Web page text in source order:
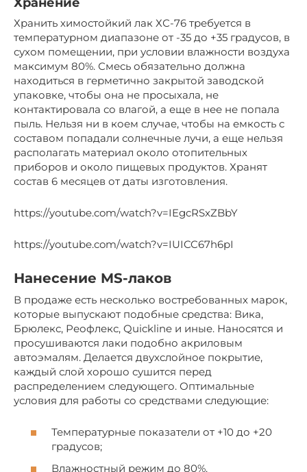
Хранить химостойкий лак ХС-76 требуется в
температурном диапазоне от -35 до +35 градусов, в
сухом помещении, при условии влажности воздуха
максимум 80%. Смесь обязательно должна
находиться в герметично закрытой заводской
упаковке, чтобы она не просыхала, не
контактировала со влагой, а еще в нее не попала
пыль. Нельзя ни в коем случае, чтобы на емкость с
составом попадали солнечные лучи, а еще нельзя
располагать материал около отопительных
приборов и около пищевых продуктов. Хранят
состав 6 месяцев от даты изготовления.
https://youtube.com/watch?v=IEgcRSxZBbY
https://youtube.com/watch?v=IUICC67h6pI
Нанесение MS-лаков
В продаже есть несколько востребованных марок,
которые выпускают подобные средства: Вика,
Брюлекс, Реофлекс, Quickline и иные. Наносятся и
просушиваются лаки подобно акриловым
автоэмалям. Делается двухслойное покрытие,
каждый слой хорошо сушится перед
распределением следующего. Оптимальные
условия для работы со средствами следующие:
Температурные показатели от +10 до +20
градусов;
Влажностный режим до 80%.